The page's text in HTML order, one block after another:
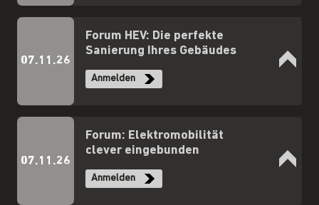
07.11.26
Forum HEV: Die perfekte
Sanierung Ihres Gebäudes
Anmelden
07.11.26
Forum: Elektromobilität
clever eingebunden
Anmelden